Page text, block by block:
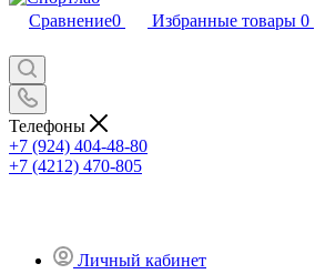
Сравнение0 Избранные товары 0
Телефоны
+7 (924) 404-48-80
+7 (4212) 470-805
Личный кабинет